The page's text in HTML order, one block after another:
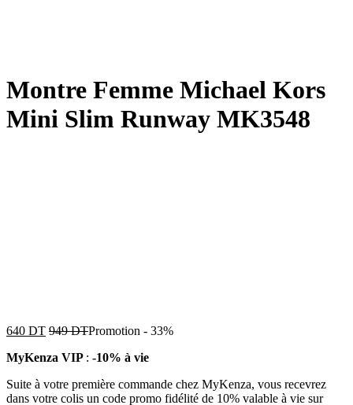
Montre Femme Michael Kors
Mini Slim Runway MK3548
640 DT 949DTPromotion - 33%
MyKenza VIP : -10% à vie
Suite à votre première commande chez MyKenza, vous recevrez
dans votre colis un code promo fidélité de 10% valable à vie sur